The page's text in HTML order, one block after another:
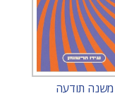
משנה תודעה